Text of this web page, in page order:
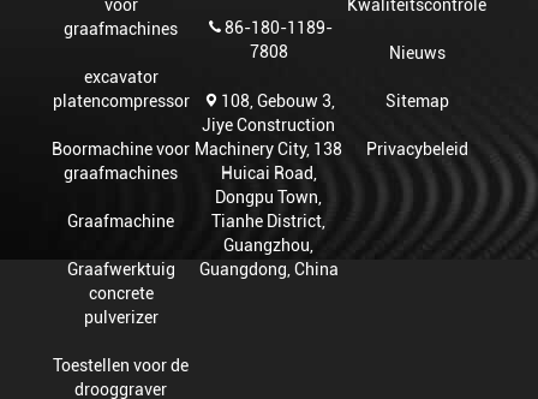
voor
graafmachines
excavator
platencompressor
Boormachine voor
graafmachines
Graafmachine
Graafwerktuig
concrete
pulverizer
Toestellen voor de
drooggraver
86-180-1189-
7808
108, Gebouw 3,
Jiye Construction
Machinery City, 138
Huicai Road,
Dongpu Town,
Tianhe District,
Guangzhou,
Guangdong, China
Kwaliteitscontrole
Nieuws
Sitemap
Privacybeleid